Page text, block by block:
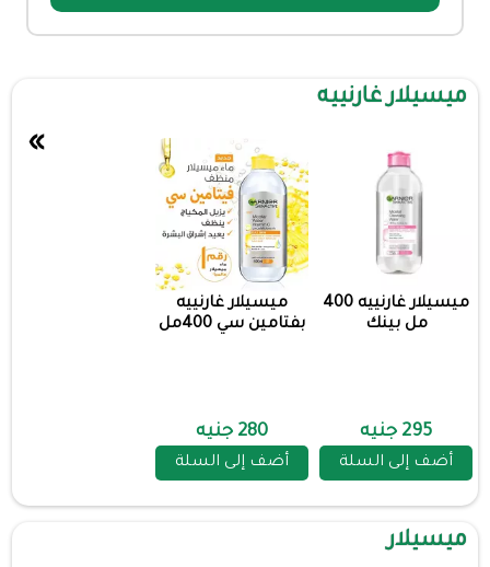
ميسيلار غارنييه
ميسيلار غارنييه 400
مل بينك
295 جنيه
أضف إلى السلة
ميسيلار غارنييه
بفتامين سي 400مل
280 جنيه
أضف إلى السلة
»
ميسيلار